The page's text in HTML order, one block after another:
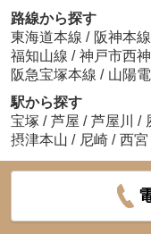
路線から探す
東海道本線 / 阪神本線
福知山線 / 神戸市西
阪急宝塚本線 / 山陽
駅から探す
宝塚 / 芦屋 / 芦屋川 /
摂津本山 / 尼崎 / 西宮